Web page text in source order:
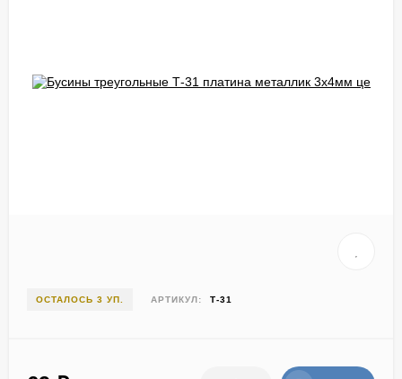
ОСТАЛОСЬ 3 УП. АРТИКУЛ: Т-31